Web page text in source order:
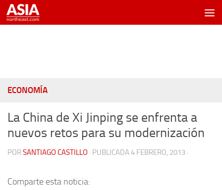
Saltar al contenido
ECONOMÍA
La China de Xi Jinping se enfrenta a
nuevos retos para su modernización
PORSANTIAGO CASTILLO · PUBLICADA4 FEBRERO, 2013 ·
Comparte esta noticia: